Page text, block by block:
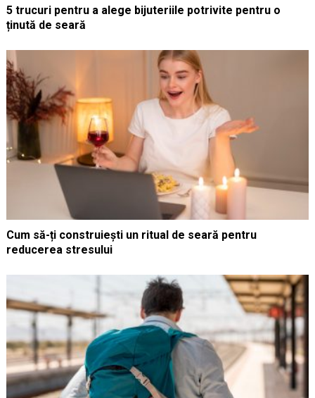
5 trucuri pentru a alege bijuteriile potrivite pentru o
ținută de seară
Cum să-ți construiești un ritual de seară pentru
reducerea stresului